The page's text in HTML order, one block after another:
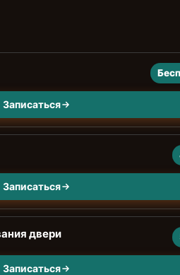
Записаться
Записаться
двери
Записаться